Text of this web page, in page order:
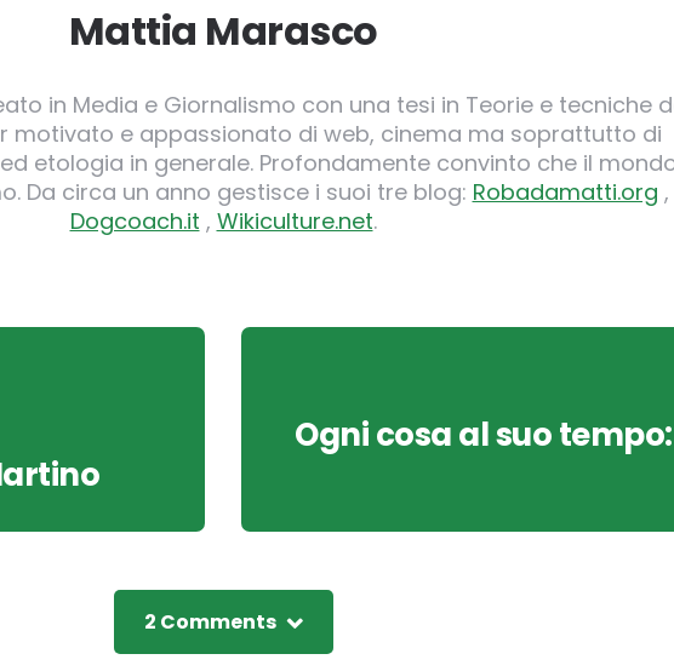
Mattia Marasco
in Media e Giornalismo con una tesi in Teorie e tecniche
motivato e appassionato di web, cinema ma soprattutto di
etologia in generale. Profondamente convinto che il
Da circa un anno gestisce i suoi tre blog: Robadamatti.org ,
Dogcoach.it , Wikiculture.net.
Ogni cosa al suo
2 Comments